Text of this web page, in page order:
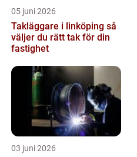
05 juni 2026
Takläggare i linköping så
väljer du rätt tak för din
fastighet
03 juni 2026